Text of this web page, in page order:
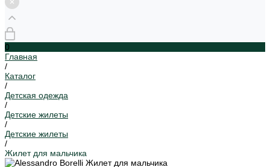
0
Главная
/
Каталог
/
Детская одежда
/
Детские жилеты
/
Детские жилеты
/
Жилет для мальчика